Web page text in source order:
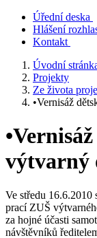
Úřední deska
Hlášení
Kontakt
Úvodní
Projekty
Ze života
•Vernisáž
výtvarný
Ve středu 16.6.2010
prací ZUŠ
za hojné účasti
návštěvníků